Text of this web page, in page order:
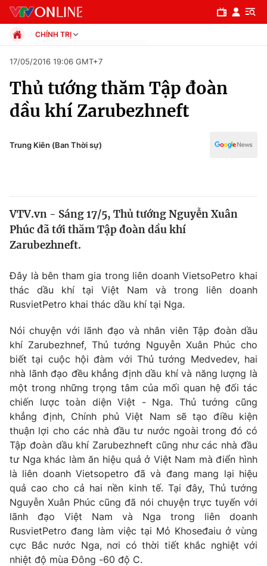
Chuyên mục
Chính trị
Xã hội
Y tế
Tin tức
Thế giới đó đây
Câu chuyện quốc tế
Kinh tế
Thị trường
Góc doanh nghiệp
Dữ liệu và đời sống
Truyền hình
Phim VTV
Hậu trường
Nhân vật
Khán giả
Giải sao mai
Giải trí
Điện ảnh
Âm nhạc
Sao
Đời sống
Du lịch
Làm đẹp
Chất lượng cuộc sống
Giáo dục
Tuyển sinh
Học trực tuyến
Công nghệ
Hitech Công nghệ tương lai
Sản phẩm
Giao lưu trực tuyến
CHÍNH TRỊ
Xã hội
Pháp luật
Thể thao
Văn hóa - Giải trí
Giáo dục
17/05/2016 19:06 GMT+7
Thủ tướng thăm Tập đoàn
dầu khí Zarubezhneft
Trung Kiên (Ban Thời sự)
VTV.vn - Sáng 17/5, Thủ tướng Nguyễn Xuân
Phúc đã tới thăm Tập đoàn dầu khí
Zarubezhneft.
Đây là bên tham gia trong liên doanh VietsoPetro khai
thác dầu khí tại Việt Nam và trong liên doanh
RusvietPetro khai thác dầu khí tại Nga.
Nói chuyện với lãnh đạo và nhân viên Tập đoàn dầu
khí Zarubezhnef, Thủ tướng Nguyễn Xuân Phúc cho
biết tại cuộc hội đàm với Thủ tướng Medvedev, hai
nhà lãnh đạo đều khẳng định dầu khí và năng lượng là
một trong những trọng tâm của mối quan hệ đối tác
chiến lược toàn diện Việt - Nga. Thủ tướng cũng
khẳng định, Chính phủ Việt Nam sẽ tạo điều kiện
thuận lợi cho các nhà đầu tư nước ngoài trong đó có
Tập đoàn dầu khí Zarubezhneft cũng như các nhà đầu
tư Nga khác làm ăn hiệu quả ở Việt Nam mà điển hình
là liên doanh Vietsopetro đã và đang mang lại hiệu
quả cao cho cả hai nền kinh tế. Tại đây, Thủ tướng
Nguyễn Xuân Phúc cũng đã nói chuyện trực tuyến với
lãnh đạo Việt Nam và Nga trong liên doanh
RusvietPetro đang làm việc tại Mỏ Khoseđaiu ở vùng
cực Bắc nước Nga, nơi có thời tiết khắc nghiệt với
nhiệt độ mùa Đông -60 độ C.